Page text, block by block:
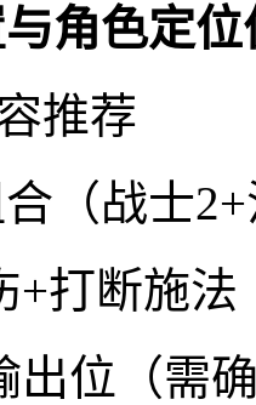
角色定位
推荐
（战士
+打断施
出位（需